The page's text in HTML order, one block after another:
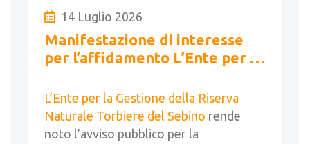
14 Luglio 2026
Manifestazione di interesse
per l’affidamento L’Ente per la
Naturale Torbiere
L’Ente per la Gestione della Riserva
Naturale Torbiere del Sebino rende
noto l’avviso pubblico per la